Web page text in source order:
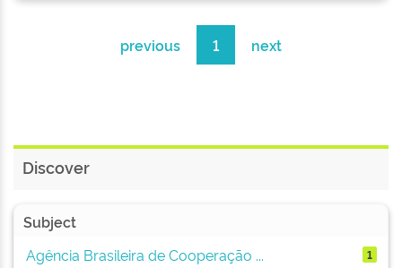
previous 1 next
Discover
Subject
Agência Brasileira de Cooperação ...
1